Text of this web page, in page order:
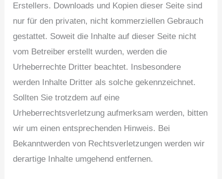
Erstellers. Downloads und Kopien dieser Seite sind
nur für den privaten, nicht kommerziellen Gebrauch
gestattet. Soweit die Inhalte auf dieser Seite nicht
vom Betreiber erstellt wurden, werden die
Urheberrechte Dritter beachtet. Insbesondere
werden Inhalte Dritter als solche gekennzeichnet.
Sollten Sie trotzdem auf eine
Urheberrechtsverletzung aufmerksam werden, bitten
wir um einen entsprechenden Hinweis. Bei
Bekanntwerden von Rechtsverletzungen werden wir
derartige Inhalte umgehend entfernen.